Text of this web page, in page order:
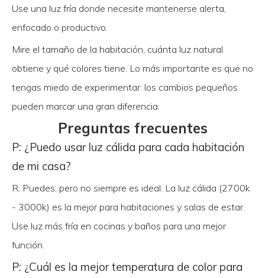
Use una luz fría donde necesite mantenerse alerta,
enfocado o productivo.
Mire el tamaño de la habitación, cuánta luz natural
obtiene y qué colores tiene. Lo más importante es que no
tengas miedo de experimentar: los cambios pequeños
pueden marcar una gran diferencia.
Preguntas frecuentes
P: ¿Puedo usar luz cálida para cada habitación
de mi casa?
R: Puedes, pero no siempre es ideal. La luz cálida (2700k
- 3000k) es la mejor para habitaciones y salas de estar.
Use luz más fría en cocinas y baños para una mejor
función.
P: ¿Cuál es la mejor temperatura de color para